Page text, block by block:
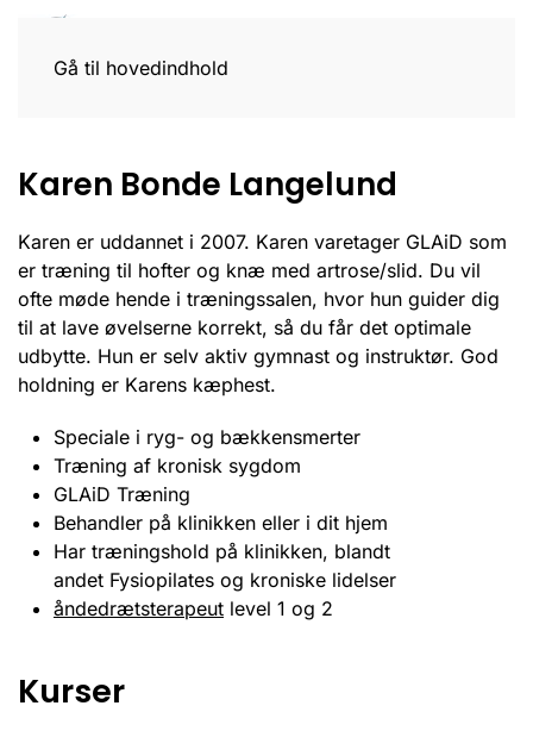
Gå til hovedindhold
Karen Bonde Langelund
Karen er uddannet i 2007. Karen varetager GLAiD som
er træning til hofter og knæ med artrose/slid. Du vil
ofte møde hende i træningssalen, hvor hun guider dig
til at lave øvelserne korrekt, så du får det optimale
udbytte. Hun er selv aktiv gymnast og instruktør. God
holdning er Karens kæphest.
Speciale i ryg- og bækkensmerter
Træning af kronisk sygdom
GLAiD Træning
Behandler på klinikken eller i dit hjem
Har træningshold på klinikken, blandt
andet Fysiopilates og kroniske lidelser
åndedrætsterapeut level 1 og 2
Kurser